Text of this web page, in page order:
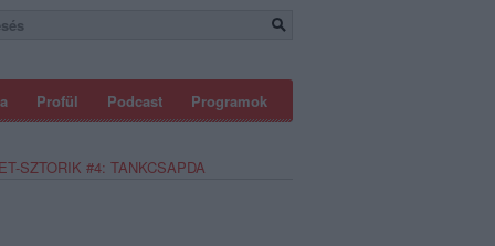
Profül Podcast Programok
SZTORIK #4: TANKCSAPDA